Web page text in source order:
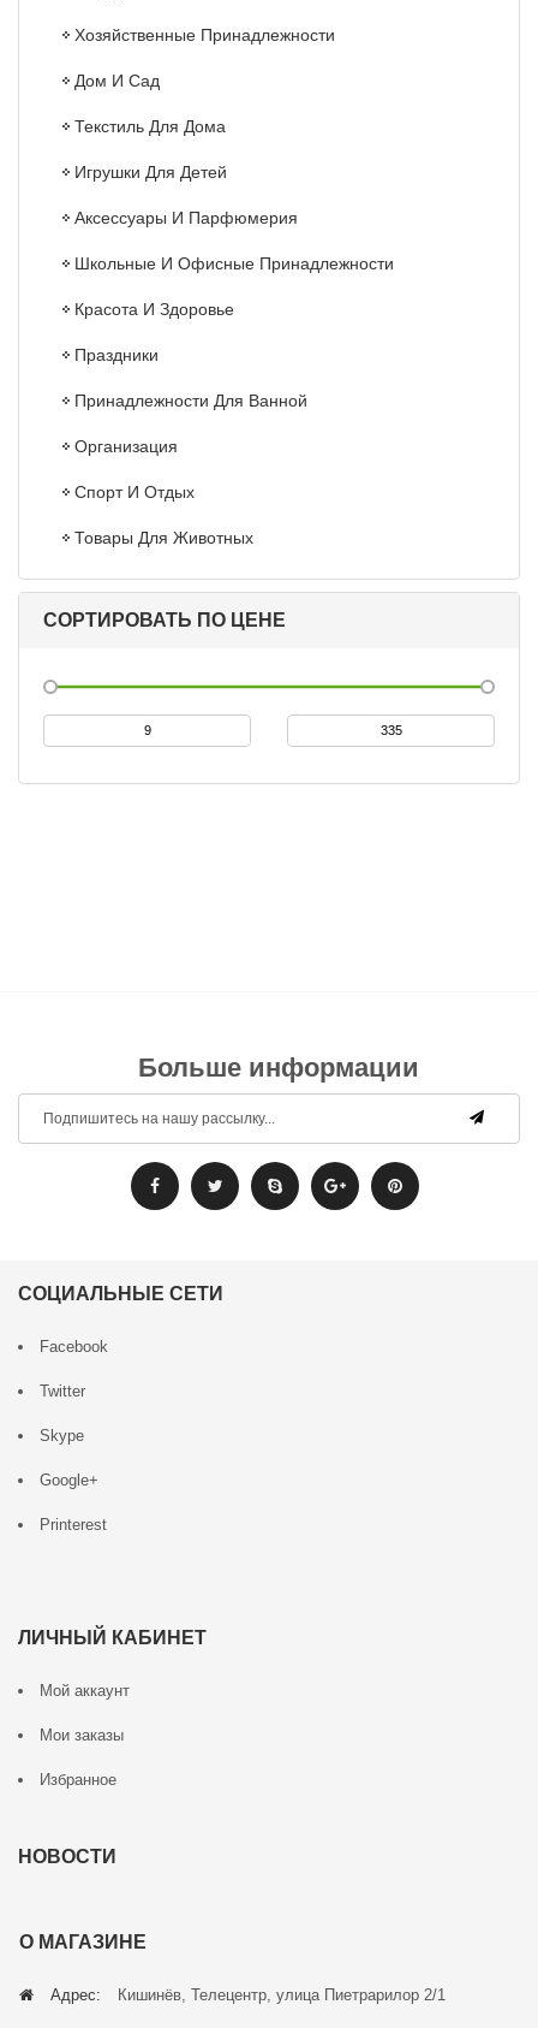
Хозяйственные Принадлежности
Дом И Сад
Текстиль Для Дома
Игрушки Для Детей
Аксессуары И Парфюмерия
Школьные И Офисные Принадлежности
Красота И Здоровье
Праздники
Принадлежности Для Ванной
Организация
Спорт И Отдых
Товары Для Животных
СОРТИРОВАТЬ ПО ЦЕНЕ
Больше информации
СОЦИАЛЬНЫЕ СЕТИ
Facebook
Twitter
Skype
Google+
Printerest
ЛИЧНЫЙ КАБИНЕТ
Мой аккаунт
Мои заказы
Избранное
НОВОСТИ
О МАГАЗИНЕ
Адрес: Кишинёв, Телецентр, улица Пиетрарилор 2/1